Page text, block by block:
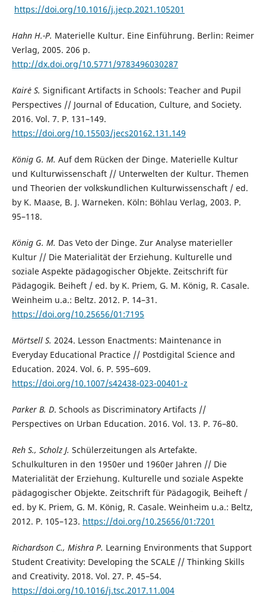
https://doi.org/10.1016/j.jecp.2021.105201
Hahn H.-P. Materielle Kultur. Eine Einführung. Berlin: Reimer
Verlag, 2005. 206 p.
http://dx.doi.org/10.5771/9783496030287
Kairė S. Significant Artifacts in Schools: Teacher and Pupil
Perspectives // Journal of Education, Culture, and Society.
2016. Vol. 7. P. 131–149.
https://doi.org/10.15503/jecs20162.131.149
König G. M. Auf dem Rücken der Dinge. Materielle Kultur
und Kulturwissenschaft // Unterwelten der Kultur. Themen
und Theorien der volkskundlichen Kulturwissenschaft / ed.
by K. Maase, B. J. Warneken. Köln: Böhlau Verlag, 2003. P.
95–118.
König G. M. Das Veto der Dinge. Zur Analyse materieller
Kultur // Die Materialität der Erziehung. Kulturelle und
soziale Aspekte pädagogischer Objekte. Zeitschrift für
Pädagogik. Beiheft / ed. by K. Priem, G. M. König, R. Casale.
Weinheim u.a.: Beltz. 2012. P. 14–31.
https://doi.org/10.25656/01:7195
Mörtsell S. 2024. Lesson Enactments: Maintenance in
Everyday Educational Practice // Postdigital Science and
Education. 2024. Vol. 6. P. 595–609.
https://doi.org/10.1007/s42438-023-00401-z
Parker B. D. Schools as Discriminatory Artifacts //
Perspectives on Urban Education. 2016. Vol. 13. P. 76–80.
Reh S., Scholz J. Schülerzeitungen als Artefakte.
Schulkulturen in den 1950er und 1960er Jahren // Die
Materialität der Erziehung. Kulturelle und soziale Aspekte
pädagogischer Objekte. Zeitschrift für Pädagogik, Beiheft /
ed. by K. Priem, G. M. König, R. Casale. Weinheim u.a.: Beltz,
2012. P. 105–123. https://doi.org/10.25656/01:7201
Richardson C., Mishra P. Learning Environments that Support
Student Creativity: Developing the SCALE // Thinking Skills
and Creativity. 2018. Vol. 27. P. 45–54.
https://doi.org/10.1016/j.tsc.2017.11.004